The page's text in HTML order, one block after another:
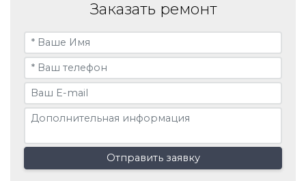
Заказать ремонт
Отправить заявку